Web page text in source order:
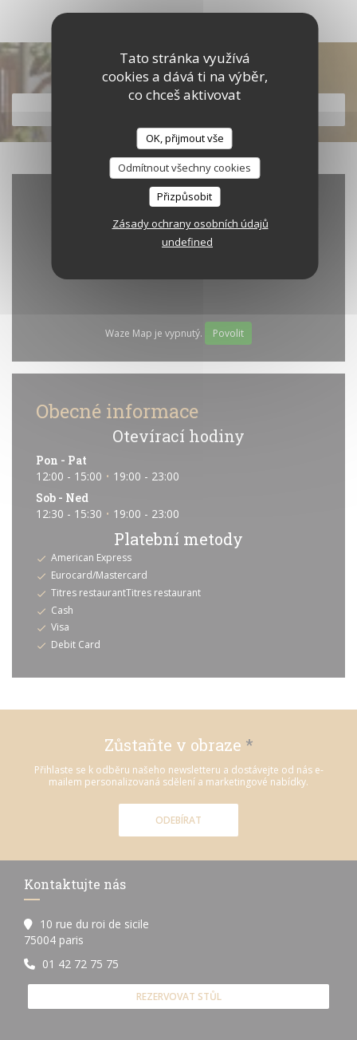
Tato stránka využívá
cookies a dává ti na výběr,
co chceš aktivovat
OK, přijmout vše
Odmítnout všechny cookies
Přizpůsobit
Zásady ochrany osobních údajů
undefined
Objevte naše menu
Waze Map je vypnutý. Povolit
Obecné informace
Otevírací hodiny
Pon - Pat
12:00 - 15:00 • 19:00 - 23:00
Sob - Ned
12:30 - 15:30 • 19:00 - 23:00
Platební metody
American Express
Eurocard/Mastercard
Titres restaurantTitres restaurant
Cash
Visa
Debit Card
Zůstaňte v obraze *
Přihlaste se k odběru našeho newsletteru a dostávejte od nás e-
mailem personalizovaná sdělení a marketingové nabídky.
ODEBÍRAT
Kontaktujte nás
10 rue du roi de sicile
75004 paris
01 42 72 75 75
REZERVOVAT STŮL